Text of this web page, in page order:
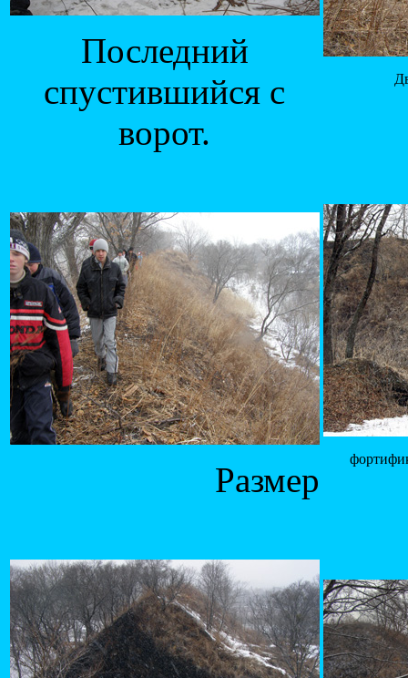
Последний
спустившийся с
ворот.
Размер